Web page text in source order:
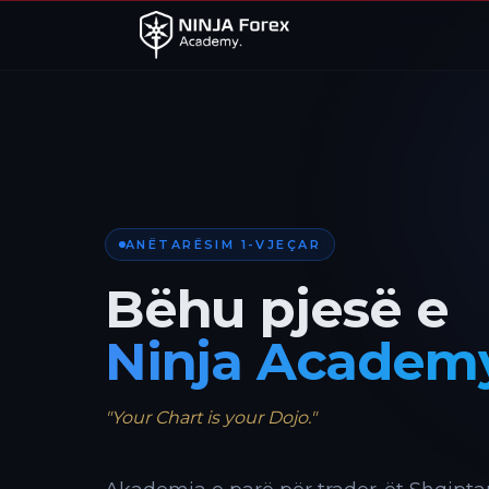
ANËTARËSIM 1-VJEÇAR
Bëhu pjesë e
Ninja
"Your Chart is your Dojo."